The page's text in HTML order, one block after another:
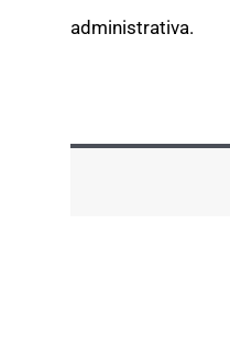
administrativa.